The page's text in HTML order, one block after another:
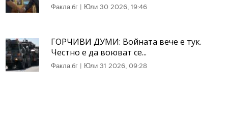
Факла.бг | Юли 30 2026, 19:46
ГОРЧИВИ ДУМИ: Войната вече е тук.
Честно е да воюват се...
Факла.бг | Юли 31 2026, 09:28